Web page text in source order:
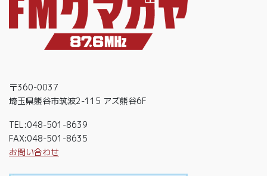
〒360-0037
埼玉県熊谷市筑波2-115 アズ熊谷6F
TEL:048-501-8639
FAX:048-501-8635
お問い合わせ